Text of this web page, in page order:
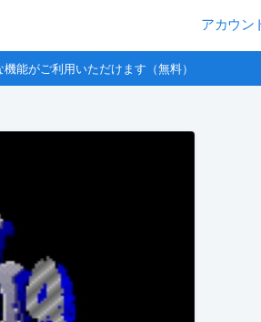
アカウン
能がご利用いただけます（無料）